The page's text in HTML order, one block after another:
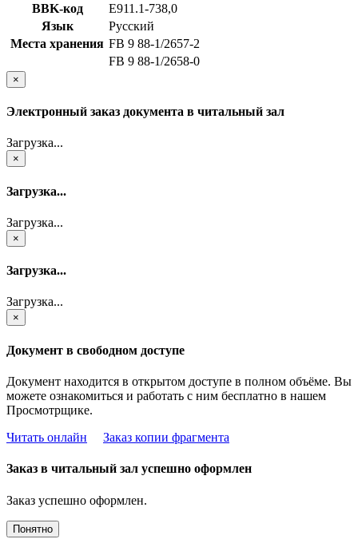
BBK-код
Е911.1-738,0
Язык
Русский
Места хранения FB 9 88-1/2657-2
FB 9 88-1/2658-0
×
Электронный заказ документа в читальный зал
Загрузка...
×
Загрузка...
Загрузка...
×
Загрузка...
Загрузка...
×
Документ в свободном доступе
Документ находится в открытом доступе в полном объёме. Вы
можете ознакомиться и работать с ним бесплатно в нашем
Просмотрщике.
Читать онлайн
Заказ копии фрагмента
Заказ в читальный зал успешно оформлен
Заказ успешно оформлен.
Понятно